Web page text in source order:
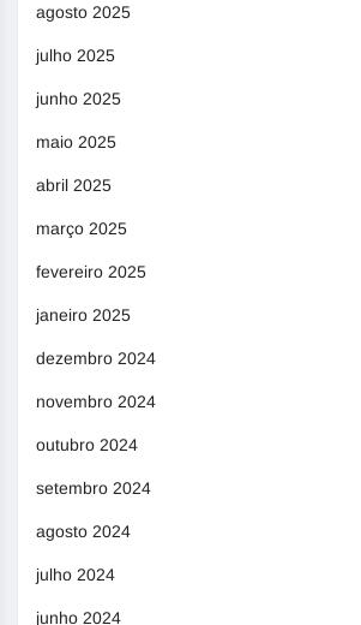
agosto 2025
julho 2025
junho 2025
maio 2025
abril 2025
março 2025
fevereiro 2025
janeiro 2025
dezembro 2024
novembro 2024
outubro 2024
setembro 2024
agosto 2024
julho 2024
junho 2024